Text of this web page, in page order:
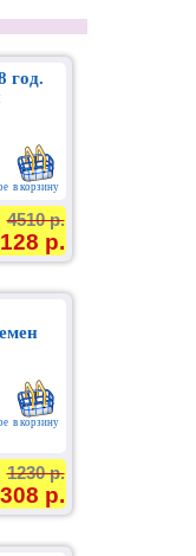
год.
в корзину
4510 р.
р.
в корзину
1230 р.
308 р.